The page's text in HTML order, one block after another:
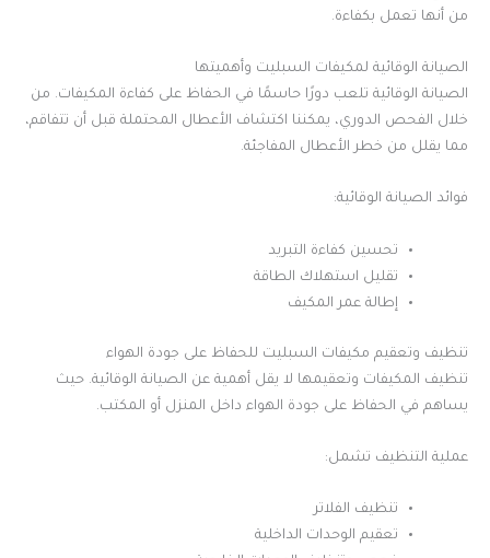
من أنها تعمل بكفاءة.
الصيانة الوقائية لمكيفات السبليت وأهميتها
الصيانة الوقائية تلعب دورًا حاسمًا في الحفاظ على كفاءة المكيفات. من
خلال الفحص الدوري، يمكننا اكتشاف الأعطال المحتملة قبل أن تتفاقم،
مما يقلل من خطر الأعطال المفاجئة.
فوائد الصيانة الوقائية:
تحسين كفاءة التبريد
تقليل استهلاك الطاقة
إطالة عمر المكيف
تنظيف وتعقيم مكيفات السبليت للحفاظ على جودة الهواء
تنظيف المكيفات وتعقيمها لا يقل أهمية عن الصيانة الوقائية. حيث
يساهم في الحفاظ على جودة الهواء داخل المنزل أو المكتب.
عملية التنظيف تشمل:
تنظيف الفلاتر
تعقيم الوحدات الداخلية